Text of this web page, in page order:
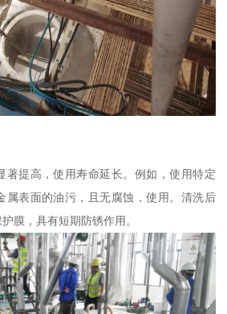
著提高，使用寿命延长。例如，使用特定
属表面的油污，且无腐蚀，使用。清洗后
膜，具有短期防锈作用。